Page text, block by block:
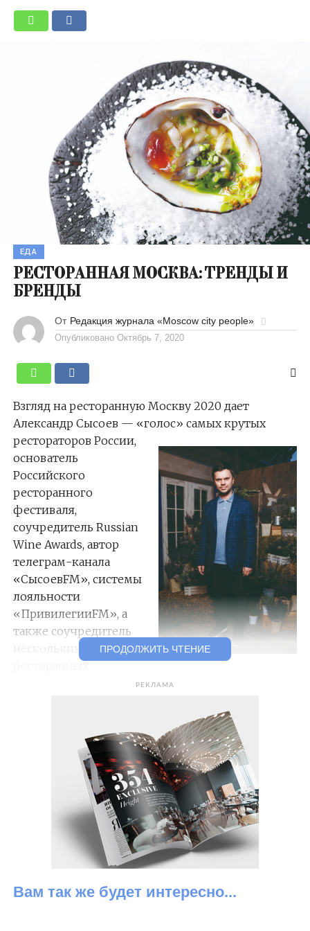
ЕДА
РЕСТОРАННАЯ МОСКВА: ТРЕНДЫ И
БРЕНДЫ
От Редакция журнала «Moscow city people»
Опубликовано Октябрь 7, 2020
Взгляд на ресторанную Москву 2020 дает
Александр Сысоев — «голос» самых крутых
рестораторов России,
основатель
Российского
ресторанного
фестиваля,
соучредитель Russian
Wine Awards, автор
телеграм-канала
«СысоевFM», системы
лояльности
«ПривилегииFM», а
также соучредитель
нескольких модных
ресторанных
АЛЕКСАНДР, ЧЕМ, НА ВАШ ВЗГЛЯД, РОССИЙСКАЯ
РЕСТОРАННАЯ СЦЕНА ОТЛИЧАЕТСЯ ОТ ДРУГИХ
Уровнем сервиса, дизайном и, конечно, ценами. В
России сейчас блестящее обслуживание, очень
хорошая работа дизайнеров
и по-настоящему низкие цены на блюда в
пересчете на евро или доллар. Еда, разумеется,
тоже на уровне — учитывая запрет на поставки
многих ингредиентов, наши шеф-повара творят
ПРОДОЛЖИТЬ ЧТЕНИЕ
РЕКЛАМА
Вам так же будет интересно...